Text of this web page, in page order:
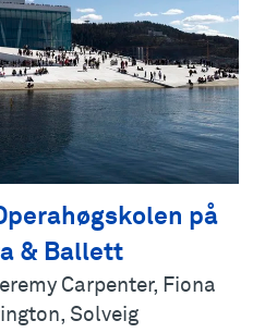
på
& Ballett
Carpenter, Fiona
Solveig